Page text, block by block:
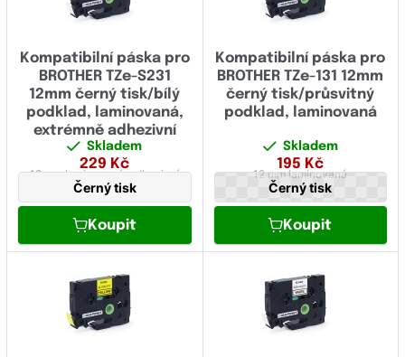
Kompatibilní páska pro
BROTHER TZe-S231
12mm černý tisk/bílý
podklad, laminovaná,
extrémně adhezivní
Skladem
229 Kč
12 mmlaminovaná,adhezivní
Černý tisk
Koupit
Kompatibilní páska pro
BROTHER TZe-131 12mm
černý tisk/průsvitný
podklad, laminovaná
Skladem
195 Kč
12 mmlaminovaná
Černý tisk
Koupit